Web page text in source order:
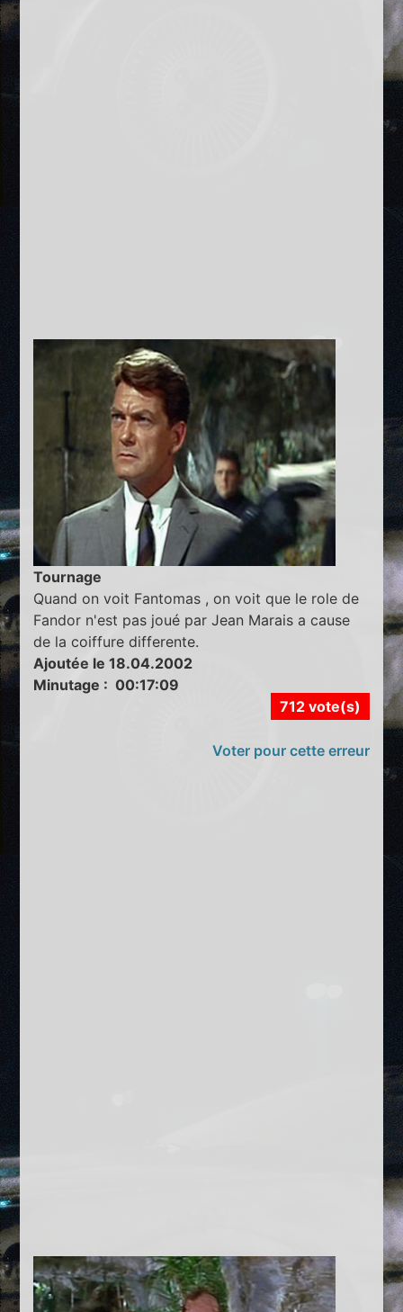
Tournage
Quand on voit Fantomas , on voit que le role de
Fandor n'est pas joué par Jean Marais a cause
de la coiffure differente.
Ajoutée le 18.04.2002
Minutage : 00:17:09
712 vote(s)
Voter pour cette erreur